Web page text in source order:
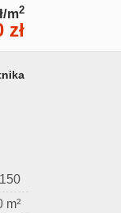
m2
zł
m²